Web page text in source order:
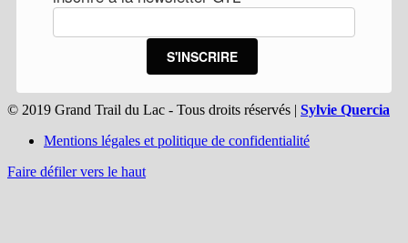
S'INSCRIRE
© 2019 Grand Trail du Lac - Tous droits réservés | Sylvie Quercia
Mentions légales et politique de confidentialité
Faire défiler vers le haut